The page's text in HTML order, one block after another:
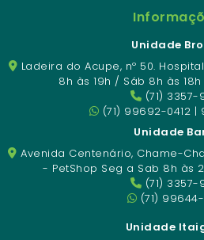
Unidade
Ladeira do Acupe, nº 50.
8h às 19h / Sáb 8h às
(71) 3357-
(71) 99692-0412 |
Unidade
Avenida Centenário, Chame-
- PetShop Seg a Sab 8h às
(71) 3357-
(71) 99644-
Unidade